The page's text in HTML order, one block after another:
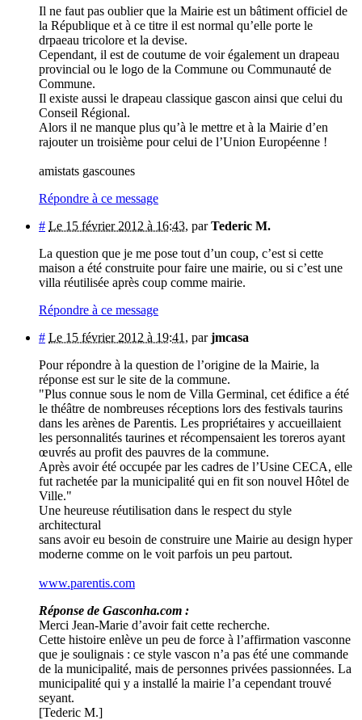
Il ne faut pas oublier que la Mairie est un bâtiment officiel de
la République et à ce titre il est normal qu’elle porte le
drpaeau tricolore et la devise.
Cependant, il est de coutume de voir également un drapeau
provincial ou le logo de la Commune ou Communauté de
Commune.
Il existe aussi le drapeau classique gascon ainsi que celui du
Conseil Régional.
Alors il ne manque plus qu’à le mettre et à la Mairie d’en
rajouter un troisième pour celui de l’Union Européenne !
amistats gascounes
Répondre à ce message
# Le 15 février 2012 à 16:43, parTederic M.
La question que je me pose tout d’un coup, c’est si cette
maison a été construite pour faire une mairie, ou si c’est une
villa réutilisée après coup comme mairie.
Répondre à ce message
# Le 15 février 2012 à 19:41 , parjmcasa
Pour répondre à la question de l’origine de la Mairie, la
réponse est sur le site de la commune.
"Plus connue sous le nom de Villa Germinal, cet édifice a été
le théâtre de nombreuses réceptions lors des festivals taurins
dans les arènes de Parentis. Les propriétaires y accueillaient
les personnalités taurines et récompensaient les toreros ayant
œuvrés au profit des pauvres de la commune.
Après avoir été occupée par les cadres de l’Usine CECA, elle
fut rachetée par la municipalité qui en fit son nouvel Hôtel de
Ville."
Une heureuse réutilisation dans le respect du style
architectural
sans avoir eu besoin de construire une Mairie au design hyper
moderne comme on le voit parfois un peu partout.
www.parentis.com
Réponse de Gasconha.com :
Merci Jean-Marie d’avoir fait cette recherche.
Cette histoire enlève un peu de force à l’affirmation vasconne
que je soulignais : ce style vascon n’a pas été une commande
de la municipalité, mais de personnes privées passionnées. La
municipalité qui y a installé la mairie l’a cependant trouvé
seyant.
[Tederic M.]